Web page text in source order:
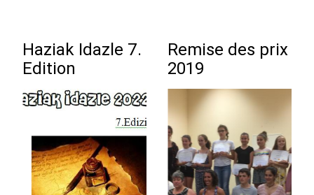
Haziak Idazle 7.
Edition
Remise des prix
2019